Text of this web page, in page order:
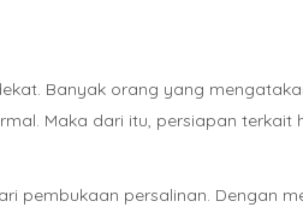
Banyak orang yang
Maka dari itu, persiapan terkait
pembukaan persalinan. Dengan